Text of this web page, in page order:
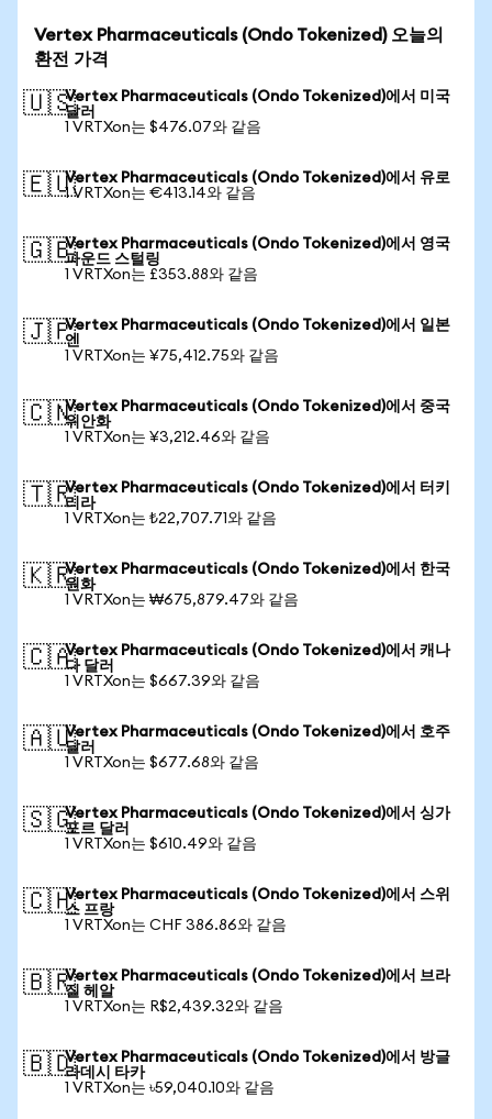
Vertex Pharmaceuticals (Ondo Tokenized) 오늘의
환전 가격
🇺🇸Vertex Pharmaceuticals (Ondo Tokenized)에서 미국
달러
1 VRTXon는 $476.07와 같음
🇪🇺Vertex Pharmaceuticals (Ondo Tokenized)에서 유로
1 VRTXon는 €413.14와 같음
🇬🇧Vertex Pharmaceuticals (Ondo Tokenized)에서 영국
파운드 스털링
1 VRTXon는 £353.88와 같음
🇯🇵Vertex Pharmaceuticals (Ondo Tokenized)에서 일본
엔
1 VRTXon는 ¥75,412.75와 같음
🇨🇳Vertex Pharmaceuticals (Ondo Tokenized)에서 중국
위안화
1 VRTXon는 ¥3,212.46와 같음
🇹🇷Vertex Pharmaceuticals (Ondo Tokenized)에서 터키
리라
1 VRTXon는 ₺22,707.71와 같음
🇰🇷Vertex Pharmaceuticals (Ondo Tokenized)에서 한국
원화
1 VRTXon는 ₩675,879.47와 같음
🇨🇦Vertex Pharmaceuticals (Ondo Tokenized)에서 캐나
다 달러
1 VRTXon는 $667.39와 같음
🇦🇺Vertex Pharmaceuticals (Ondo Tokenized)에서 호주
달러
1 VRTXon는 $677.68와 같음
🇸🇬Vertex Pharmaceuticals (Ondo Tokenized)에서 싱가
포르 달러
1 VRTXon는 $610.49와 같음
🇨🇭Vertex Pharmaceuticals (Ondo Tokenized)에서 스위
스 프랑
1 VRTXon는 CHF 386.86와 같음
🇧🇷Vertex Pharmaceuticals (Ondo Tokenized)에서 브라
질 헤알
1 VRTXon는 R$2,439.32와 같음
🇧🇩Vertex Pharmaceuticals (Ondo Tokenized)에서 방글
라데시 타카
1 VRTXon는 ৳59,040.10와 같음